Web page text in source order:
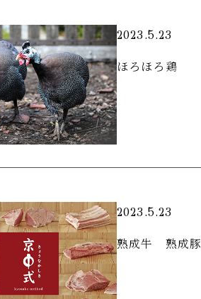
2023.5.23
ほろほろ鶏
2023.5.23
熟成牛 熟成豚